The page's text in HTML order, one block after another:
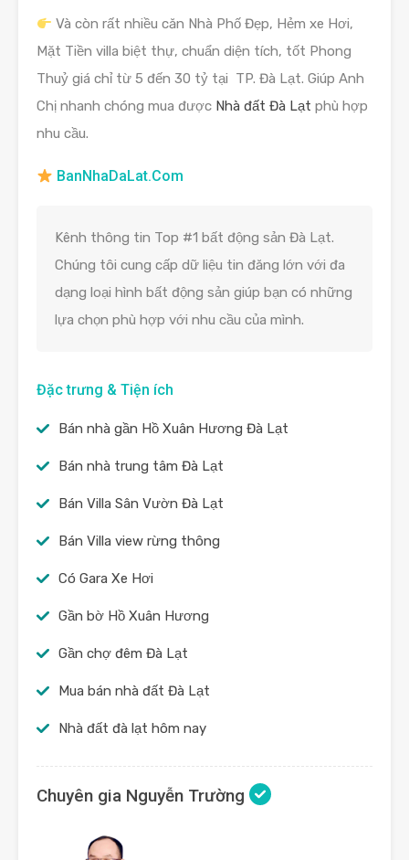
Và còn rất nhiều căn Nhà Phố Đẹp, Hẻm xe Hơi,
Mặt Tiền villa biệt thự, chuẩn diện tích, tốt Phong
Thuỷ giá chỉ từ 5 đến 30 tỷ tại TP. Đà Lạt. Giúp Anh
Chị nhanh chóng mua được Nhà đất Đà Lạt phù hợp
nhu cầu.
BanNhaDaLat.Com
Kênh thông tin Top #1 bất động sản Đà Lạt.
Chúng tôi cung cấp dữ liệu tin đăng lớn với đa
dạng loại hình bất động sản giúp bạn có những
lựa chọn phù hợp với nhu cầu của mình.
Đặc trưng & Tiện ích
Bán nhà gần Hồ Xuân Hương Đà Lạt
Bán nhà trung tâm Đà Lạt
Bán Villa Sân Vườn Đà Lạt
Bán Villa view rừng thông
Có Gara Xe Hơi
Gần bờ Hồ Xuân Hương
Gần chợ đêm Đà Lạt
Mua bán nhà đất Đà Lạt
Nhà đất đà lạt hôm nay
Chuyên gia Nguyễn Trường